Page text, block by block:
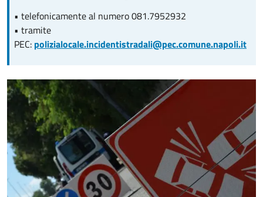
• telefonicamente al numero 081.7952932
• tramite
PEC: polizialocale.incidentistradali@pec.comune.napoli.it